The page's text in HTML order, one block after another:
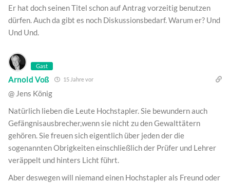
Er hat doch seinen Titel schon auf Antrag vorzeitig benutzen
dürfen. Auch da gibt es noch Diskussionsbedarf. Warum er? Und
Und Und.
Gast
Arnold Voß 15 Jahre vor
@ Jens König
Natürlich lieben die Leute Hochstapler. Sie bewundern auch
Gefängnisausbrecher,wenn sie nicht zu den Gewalttätern
gehören. Sie freuen sich eigentlich über jeden der die
sogenannten Obrigkeiten einschließlich der Prüfer und Lehrer
veräppelt und hinters Licht führt.
Aber deswegen will niemand einen Hochstapler als Freund oder